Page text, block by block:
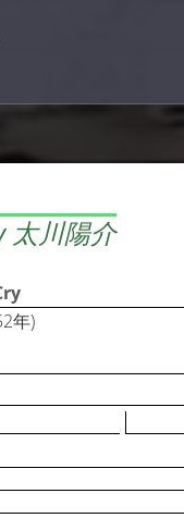
太川陽介
年)